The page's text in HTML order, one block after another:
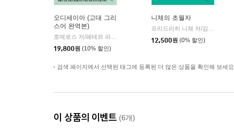
오디세이아 (고대 그리
스어 완역본)
| 현대지성
19,800원 (10% 할인)
니체의 초월자
12,500원 (0% 할인)
검색 페이지에서 선택된 태그에 등록된 더 많은 상품을 확인해 보세요.
이 상품의 이벤트 (6개)